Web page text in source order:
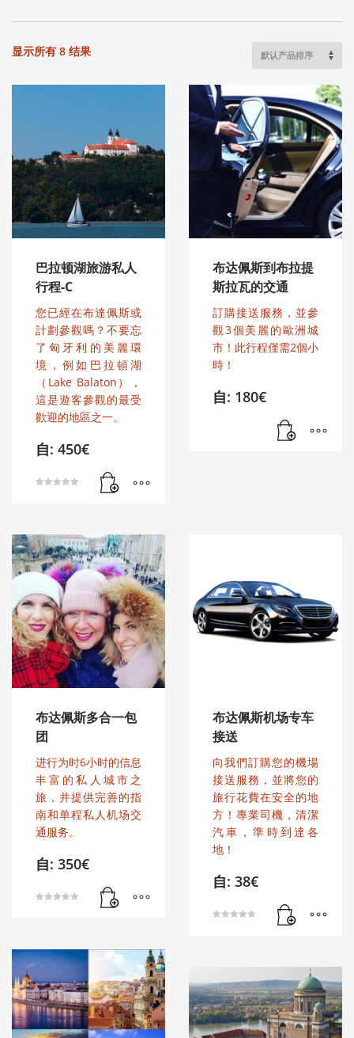
显示所有 8 结果
巴拉顿湖旅游私人
行程-C
您已經在布達佩斯或
計劃參觀嗎？不要忘
了匈牙利的美麗環
境，例如巴拉頓湖
（Lake Balaton），
這是遊客參觀的最受
歡迎的地區之一。
自: 450€
布达佩斯到布拉提
斯拉瓦的交通
訂購接送服務，並參
觀3個美麗的歐洲城
市！此行程僅需2個小
時！
自: 180€
布达佩斯多合一包
团
进行为时6小时的信息
丰富的私人城市之
旅，并提供完善的指
南和单程私人机场交
通服务。
自: 350€
布达佩斯机场专车
接送
向我們訂購您的機場
接送服務，並將您的
旅行花費在安全的地
方！專業司機，清潔
汽車，準時到達各
地！
自: 38€